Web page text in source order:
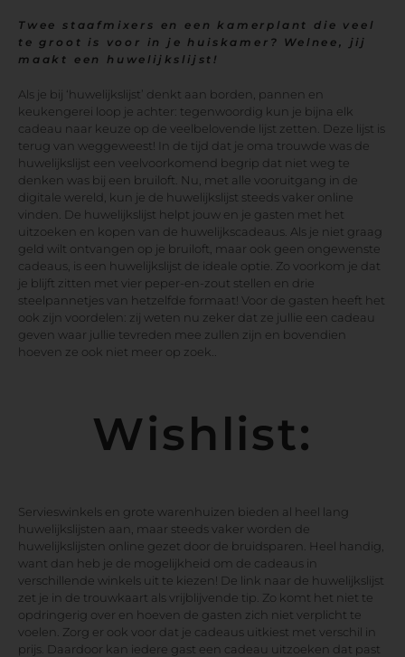
Twee staafmixers en een kamerplant die veel
te groot is voor in je huiskamer? Welnee, jij
maakt een huwelijkslijst!
Als je bij ‘huwelijkslijst’ denkt aan borden, pannen en
keukengerei loop je achter: tegenwoordig kun je bijna elk
cadeau naar keuze op de veelbelovende lijst zetten. Deze lijst is
terug van weggeweest! In de tijd dat je oma trouwde was de
huwelijkslijst een veelvoorkomend begrip dat niet weg te
denken was bij een bruiloft. Nu, met alle vooruitgang in de
digitale wereld, kun je de huwelijkslijst steeds vaker online
vinden. De huwelijkslijst helpt jouw en je gasten met het
uitzoeken en kopen van de huwelijkscadeaus. Als je niet graag
geld wilt ontvangen op je bruiloft, maar ook geen ongewenste
cadeaus, is een huwelijkslijst de ideale optie. Zo voorkom je dat
je blijft zitten met vier peper-en-zout stellen en drie
steelpannetjes van hetzelfde formaat! Voor de gasten heeft het
ook zijn voordelen: zij weten nu zeker dat ze jullie een cadeau
geven waar jullie tevreden mee zullen zijn en bovendien
hoeven ze ook niet meer op zoek..
Wishlist:
Servieswinkels en grote warenhuizen bieden al heel lang
huwelijkslijsten aan, maar steeds vaker worden de
huwelijkslijsten online gezet door de bruidsparen. Heel handig,
want dan heb je de mogelijkheid om de cadeaus in
verschillende winkels uit te kiezen! De link naar de huwelijkslijst
zet je in de trouwkaart als vrijblijvende tip. Zo komt het niet te
opdringerig over en hoeven de gasten zich niet verplicht te
voelen. Zorg er ook voor dat je cadeaus uitkiest met verschil in
prijs. Daardoor kan iedere gast een cadeau uitzoeken dat past